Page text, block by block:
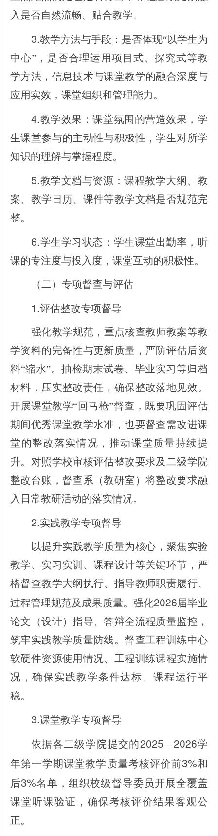
入是否自然流畅、贴合教学。
3.教学方法与手段：是否体现“以学生为
中心”，是否合理运用项目式、探究式等教
学方法，信息技术与课堂教学的融合深度与
应用实效，课堂组织和管理能力。
4.教学效果：课堂氛围的营造效果，学
生课堂参与的主动性与积极性，学生对所学
知识的理解与掌握程度。
5.教学文档与资源：课程教学大纲、教
案、教学日历、课件等教学文档是否规范完
整。
6.学生学习状态：学生课堂出勤率，听
课的专注度与投入度，课堂互动的积极性。
（二）专项督查与评估
1.评估整改专项督导
强化教学规范，重点核查教师教案等教
学资料的完备性与更新质量，严防评估后资
料“缩水”。抽检期末试卷、毕业实习等归档
材料，压实整改责任，确保整改落地见效。
开展课堂教学“回马枪”督查，既要巩固评估
期间优秀课堂教学水准，也要督查需改进课
堂的整改落实情况，推动课堂质量持续提
升。对照学校审核评估整改要求及二级学院
整改台账，督查系（教研室）将整改要求融
入日常教研活动的落实情况。
2.实践教学专项督导
以提升实践教学质量为核心，聚焦实验
教学、实习实训、课程设计等关键环节，严
格督查教学大纲执行、指导教师职责履行、
过程管理规范及成果质量。强化2026届毕业
论文（设计）指导、答辩全流程质量监控，
筑牢实践教学质量防线。督查工程训练中心
软硬件资源使用情况、工程训练课程实施情
况，确保实践教学条件达标、课程运行平
稳。
3.课堂教学专项督导
依据各二级学院提交的2025—2026学
年第一学期课堂教学质量考核评价前3%和
后3%名单，组织校级督导委员开展全覆盖
课堂听课验证，确保考核评价结果客观公
正。